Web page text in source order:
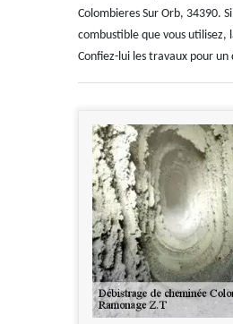
Colombieres Sur Orb, 34390.
combustible que vous
Confiez-lui les travaux pour